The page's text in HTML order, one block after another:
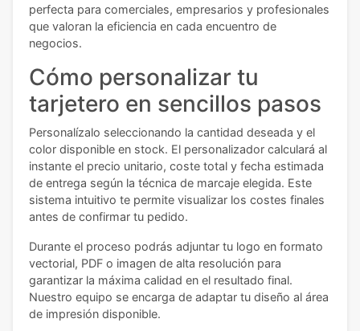
perfecta para comerciales, empresarios y profesionales
que valoran la eficiencia en cada encuentro de
negocios.
Cómo personalizar tu
tarjetero en sencillos pasos
Personalízalo seleccionando la cantidad deseada y el
color disponible en stock. El personalizador calculará al
instante el precio unitario, coste total y fecha estimada
de entrega según la técnica de marcaje elegida. Este
sistema intuitivo te permite visualizar los costes finales
antes de confirmar tu pedido.
Durante el proceso podrás adjuntar tu logo en formato
vectorial, PDF o imagen de alta resolución para
garantizar la máxima calidad en el resultado final.
Nuestro equipo se encarga de adaptar tu diseño al área
de impresión disponible.